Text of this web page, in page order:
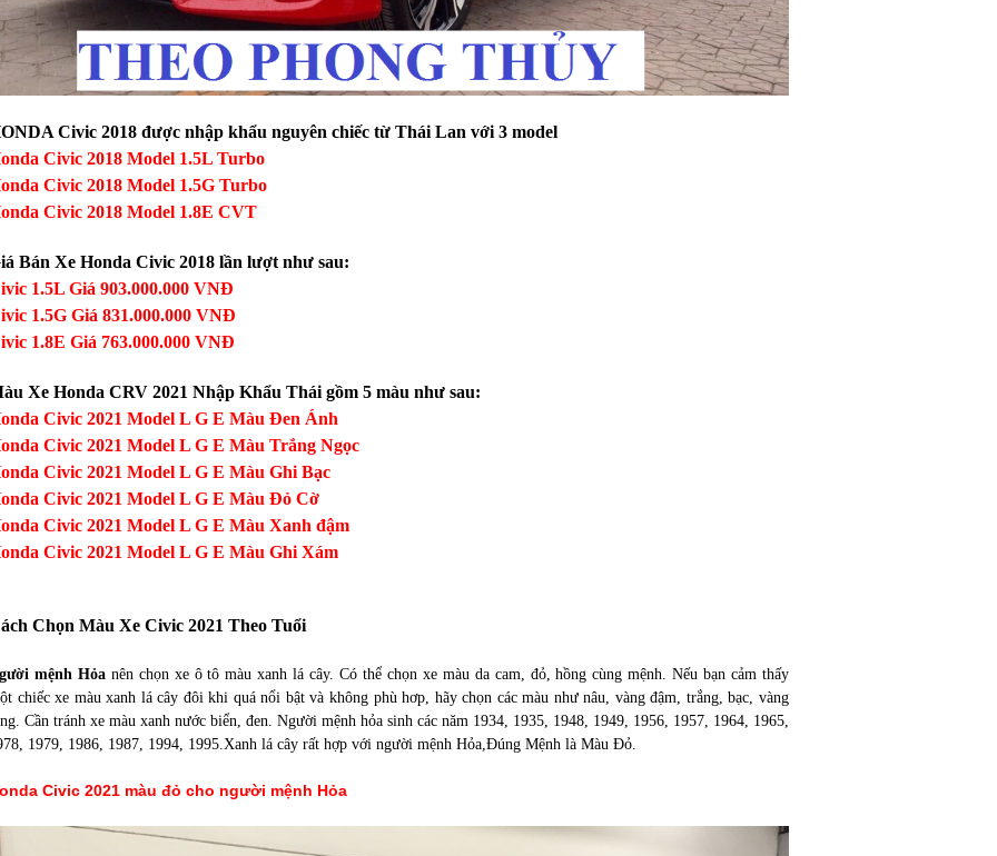
Civic 2018 được nhập khẩu nguyên chiếc từ Thái Lan với 3 model
Civic 2018 Model 1.5L Turbo
Civic 2018 Model 1.5G Turbo
Civic 2018 Model 1.8E CVT
Bán Xe Honda Civic 2018 lần lượt như sau:
1.5L Giá 903.000.000 VNĐ
1.5G Giá 831.000.000 VNĐ
1.8E Giá 763.000.000 VNĐ
Xe Honda CRV 2021 Nhập Khẩu Thái gồm 5 màu như sau:
Civic 2021 Model L G E Màu Đen Ánh
Civic 2021 Model L G E Màu Trắng Ngọc
Civic 2021 Model L G E Màu Ghi Bạc
Civic 2021 Model L G E Màu Đỏ Cờ
Civic 2021 Model L G E Màu Xanh đậm
Civic 2021 Model L G E Màu Ghi Xám
Chọn Màu Xe Civic 2021 Theo Tuổi
mệnh Hỏanên chọn xe ô tô màu xanh lá cây. Có thể chọn xe màu da cam, đỏ, hồng cùng mệnh. Nếu bạn cảm thấy
chiếc xe màu xanh lá cây đôi khi quá nổi bật và không phù hơp, hãy chọn các màu như nâu, vàng đậm, trắng, bạc, vàng
Cần tránh xe màu xanh nước biển, đen. Người mệnh hỏa sinh các năm 1934, 1935, 1948, 1949, 1956, 1957, 1964, 1965,
1979, 1986, 1987, 1994, 1995.Xanh lá cây rất hợp với người mệnh Hỏa,Đúng Mệnh là Màu Đỏ.
Civic 2021 màu đỏ cho người mệnh Hỏa